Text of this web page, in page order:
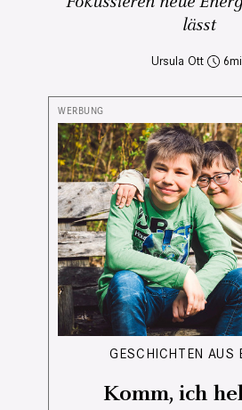
lässt
Ursula Ott 6
GESCHICHTEN AUS
Komm, ich